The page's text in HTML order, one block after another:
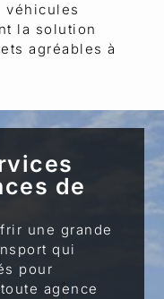
véhicules
la solution
agréables à
de
une grande
qui
pour
agence